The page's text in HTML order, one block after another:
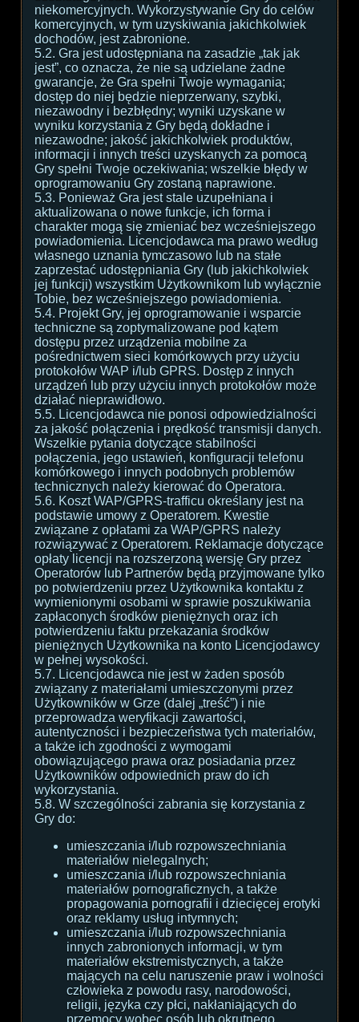
niekomercyjnych. Wykorzystywanie Gry do celów
komercyjnych, w tym uzyskiwania jakichkolwiek
dochodów, jest zabronione.
5.2. Gra jest udostępniana na zasadzie „tak jak
jest”, co oznacza, że nie są udzielane żadne
gwarancje, że Gra spełni Twoje wymagania;
dostęp do niej będzie nieprzerwany, szybki,
niezawodny i bezbłędny; wyniki uzyskane w
wyniku korzystania z Gry będą dokładne i
niezawodne; jakość jakichkolwiek produktów,
informacji i innych treści uzyskanych za pomocą
Gry spełni Twoje oczekiwania; wszelkie błędy w
oprogramowaniu Gry zostaną naprawione.
5.3. Ponieważ Gra jest stale uzupełniana i
aktualizowana o nowe funkcje, ich forma i
charakter mogą się zmieniać bez wcześniejszego
powiadomienia. Licencjodawca ma prawo według
własnego uznania tymczasowo lub na stałe
zaprzestać udostępniania Gry (lub jakichkolwiek
jej funkcji) wszystkim Użytkownikom lub wyłącznie
Tobie, bez wcześniejszego powiadomienia.
5.4. Projekt Gry, jej oprogramowanie i wsparcie
techniczne są zoptymalizowane pod kątem
dostępu przez urządzenia mobilne za
pośrednictwem sieci komórkowych przy użyciu
protokołów WAP i/lub GPRS. Dostęp z innych
urządzeń lub przy użyciu innych protokołów może
działać nieprawidłowo.
5.5. Licencjodawca nie ponosi odpowiedzialności
za jakość połączenia i prędkość transmisji danych.
Wszelkie pytania dotyczące stabilności
połączenia, jego ustawień, konfiguracji telefonu
komórkowego i innych podobnych problemów
technicznych należy kierować do Operatora.
5.6. Koszt WAP/GPRS-trafficu określany jest na
podstawie umowy z Operatorem. Kwestie
związane z opłatami za WAP/GPRS należy
rozwiązywać z Operatorem. Reklamacje dotyczące
opłaty licencji na rozszerzoną wersję Gry przez
Operatorów lub Partnerów będą przyjmowane tylko
po potwierdzeniu przez Użytkownika kontaktu z
wymienionymi osobami w sprawie poszukiwania
zapłaconych środków pieniężnych oraz ich
potwierdzeniu faktu przekazania środków
pieniężnych Użytkownika na konto Licencjodawcy
w pełnej wysokości.
5.7. Licencjodawca nie jest w żaden sposób
związany z materiałami umieszczonymi przez
Użytkowników w Grze (dalej „treść”) i nie
przeprowadza weryfikacji zawartości,
autentyczności i bezpieczeństwa tych materiałów,
a także ich zgodności z wymogami
obowiązującego prawa oraz posiadania przez
Użytkowników odpowiednich praw do ich
wykorzystania.
5.8. W szczególności zabrania się korzystania z
Gry do:
umieszczania i/lub rozpowszechniania
materiałów nielegalnych;
umieszczania i/lub rozpowszechniania
materiałów pornograficznych, a także
propagowania pornografii i dziecięcej erotyki
oraz reklamy usług intymnych;
umieszczania i/lub rozpowszechniania
innych zabronionych informacji, w tym
materiałów ekstremistycznych, a także
mających na celu naruszenie praw i wolności
człowieka z powodu rasy, narodowości,
religii, języka czy płci, nakłaniających do
przemocy wobec osób lub okrutnego